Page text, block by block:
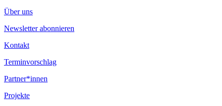
Über uns
Newsletter abonnieren
Kontakt
Terminvorschlag
Partner*innen
Projekte